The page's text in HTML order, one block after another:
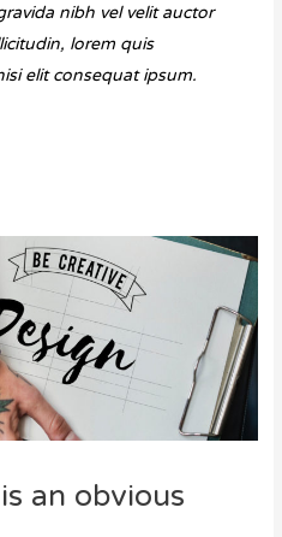
nibh vel velit auctor
lorem quis
elit consequat ipsum.
an obvious